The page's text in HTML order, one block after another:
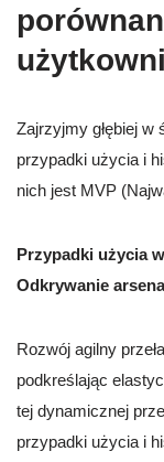
Zajrzyjmy głębiej w
przypadki użycia i
nich jest MVP
Przypadki użycia
Odkrywanie
Rozwój agilny
podkreślając
tej dynamicznej
przypadki użycia i